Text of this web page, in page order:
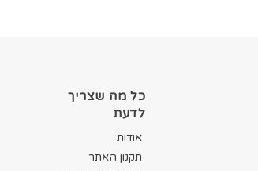
כל מה שצריך
לדעת
אודות
תקנון האתר